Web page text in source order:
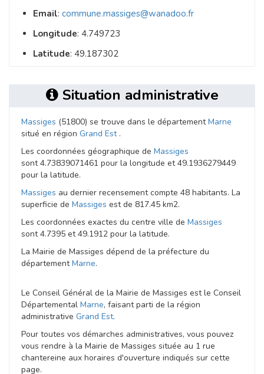
Email: commune.massiges@wanadoo.fr
Longitude: 4.749723
Latitude: 49.187302
Situation administrative
Massiges (51800) se trouve dans le départementMarne
situé en région Grand Est.
Les coordonnées géographique de Massiges
sont 4.73839071461 pour la longitude et 49.1936279449
pour la latitude.
Massiges au dernier recensement compte 48 habitants. La
superficie de Massiges est de 817.45 km2.
Les coordonnées exactes du centre ville de Massiges
sont 4.7395 et 49.1912 pour la latitude.
La Mairie de Massiges dépend de la préfecture du
départementMarne.
Le Conseil Général de la Mairie de Massiges est le Conseil
Départemental Marne, faisant parti de la région
administrative Grand Est.
Pour toutes vos démarches administratives, vous pouvez
vous rendre à la Mairie de Massiges située au 1 rue
chantereine aux horaires d'ouverture indiqués sur cette
page.